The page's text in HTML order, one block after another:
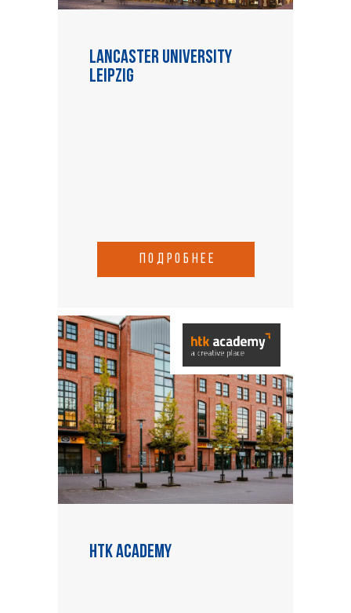
Lancaster University
Leipzig
подробнее
HTK academy